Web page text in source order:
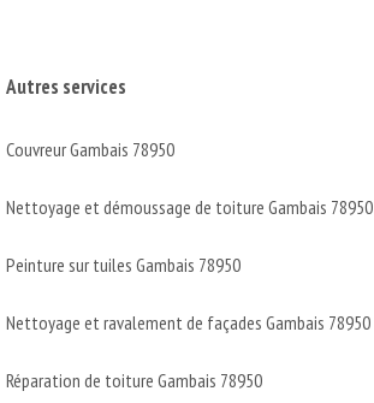
Autres services
Couvreur Gambais 78950
Nettoyage et démoussage de toiture Gambais 78950
Peinture sur tuiles Gambais 78950
Nettoyage et ravalement de façades Gambais 78950
Réparation de toiture Gambais 78950